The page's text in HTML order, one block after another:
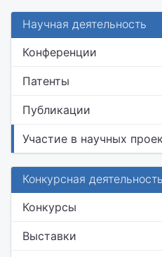
Научная деятельность
Конференции
Патенты
Публикации
Участие в научных
Конкурсная деятельность
Конкурсы
Выставки